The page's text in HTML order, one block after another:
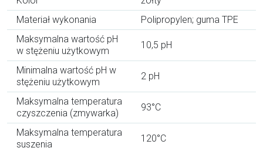
Materiał wykonania
Polipropylen; guma TPE
Maksymalna wartość pH
w stężeniu użytkowym
10,5 pH
Minimalna wartość pH w
stężeniu użytkowym
2 pH
Maksymalna temperatura
czyszczenia (zmywarka)
93°C
Maksymalna temperatura
suszenia
120°C